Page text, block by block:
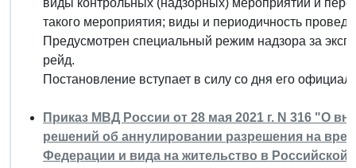
такого мероприятия; виды и периодичность
Предусмотрен специальный режим надзора за
рейд.
Постановление вступает в силу со дня его
Приказ МВД России от 28 мая 2021 г. N 316 "О
решений об аннулировании разрешения на
Федерации и вида на жительство в